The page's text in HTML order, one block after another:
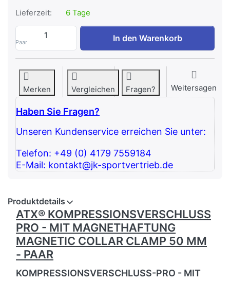
Lieferzeit: 6 Tage
Paar
ATX® Kompressionsverschluss PRO -
In den Warenkorb
Merken Vergleichen Fragen? Weitersagen
Haben Sie Fragen?
Unseren Kundenservice erreichen Sie unter:
Telefon: +49 (0) 4179 7559184
E-Mail: kontakt@jk-sportvertrieb.de
Produktdetails
ATX® KOMPRESSIONSVERSCHLUSS
PRO - MIT MAGNETHAFTUNG
MAGNETIC COLLAR CLAMP 50 MM
- PAAR
KOMPRESSIONSVERSCHLUSS-PRO - MIT